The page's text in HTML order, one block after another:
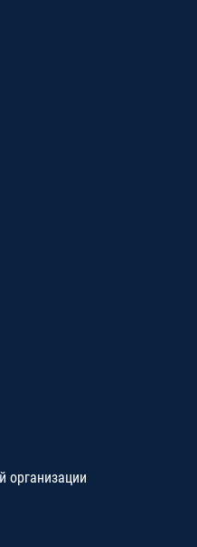
организации